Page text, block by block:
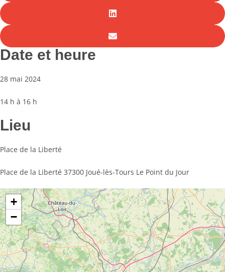
Date et heure
28 mai 2024
14 h à 16 h
Lieu
Place de la Liberté
Place de la Liberté 37300 Joué-lès-Tours Le Point du Jour
+
−